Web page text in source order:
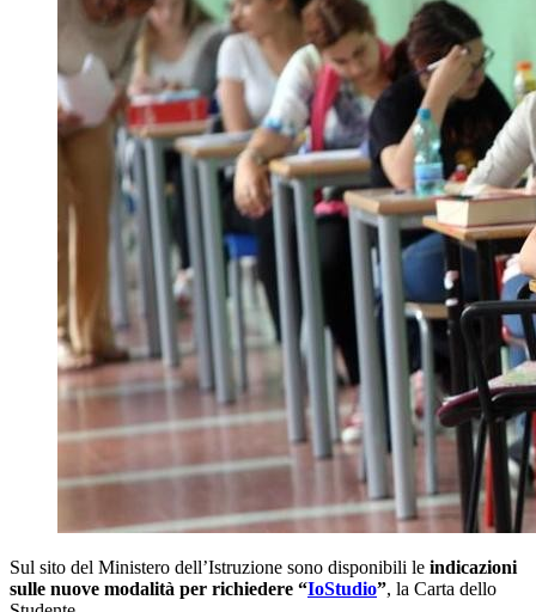
Sul sito del Ministero dell’Istruzione sono disponibili le indicazioni
sulle nuove modalità per richiedere “IoStudio”, la Carta dello